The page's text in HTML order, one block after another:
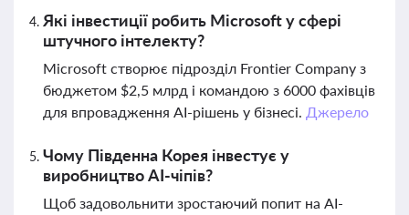
Які інвестиції робить Microsoft у сфері
штучного інтелекту?
Microsoft створює підрозділ Frontier Company з
бюджетом $2,5 млрд і командою з 6000 фахівців
для впровадження AI-рішень у бізнесі. Джерело
Чому Південна Корея інвестує у
виробництво AI-чіпів?
Щоб задовольнити зростаючий попит на AI-